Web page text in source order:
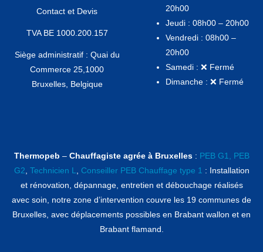
Contact et Devis
TVA BE 1000.200.157
Siège administratif : Quai du
Commerce 25,1000
Bruxelles, Belgique
20h00
Jeudi : 08h00 – 20h00
Vendredi : 08h00 –
20h00
Samedi : ❌ Fermé
Dimanche : ❌ Fermé
Thermopeb – Chauffagiste agrée à Bruxelles: PEB G1,
PEB
G2 Technicien L Conseiller PEB Chauffage type 1 : Installation
et rénovation, dépannage, entretien et débouchage réalisés
avec soin, notre zone d’intervention couvre les 19 communes de
Bruxelles, avec déplacements possibles en Brabant wallon et en
Brabant flamand.